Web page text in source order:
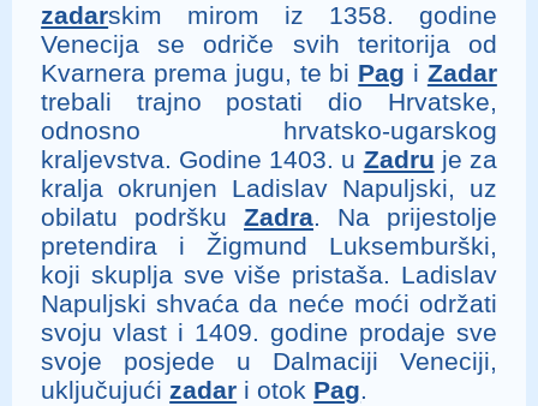
zadarskim mirom iz 1358. godine
Venecija se odriče svih teritorija od
Kvarnera prema jugu, te bi Pag i Zadar
trebali trajno postati dio Hrvatske,
odnosno hrvatsko-ugarskog
kraljevstva. Godine 1403. u Zadru je za
kralja okrunjen Ladislav Napuljski, uz
obilatu podršku Zadra. Na prijestolje
pretendira i Žigmund Luksemburški,
koji skuplja sve više pristaša. Ladislav
Napuljski shvaća da neće moći održati
svoju vlast i 1409. godine prodaje sve
svoje posjede u Dalmaciji Veneciji,
uključujućizadar i otok Pag.